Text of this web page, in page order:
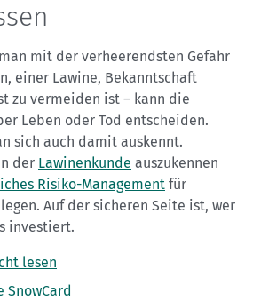
mit der verheerendsten Gefahr
einer Lawine, Bekanntschaft
zu vermeiden ist – kann die
Leben oder Tod entscheiden.
sich auch damit auskennt.
der Lawinenkunde auszukennen
Risiko-Management für
Auf der sicheren Seite ist, wer
investiert.
lesen